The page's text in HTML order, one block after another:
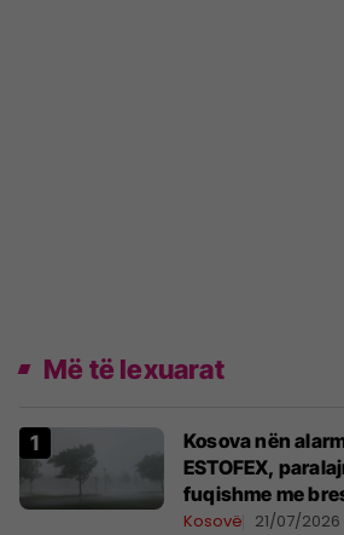
Më të lexuarat
Kosova nën
ESTOFEX,
fuqishme me
forta
Kosovë 21/07/2026